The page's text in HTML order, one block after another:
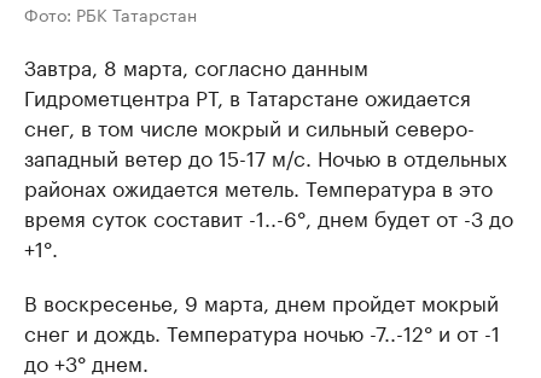
Фото: РБК Татарстан
Завтра, 8 марта, согласно данным
Гидрометцентра РТ, в Татарстане ожидается
снег, в том числе мокрый и сильный северо-
западный ветер до 15-17 м/с. Ночью в отдельных
районах ожидается метель. Температура в это
время суток составит -1..-6°, днем будет от -3 до
+1°.
В воскресенье, 9 марта, днем пройдет мокрый
снег и дождь. Температура ночью -7..-12° и от -1
до +3° днем.